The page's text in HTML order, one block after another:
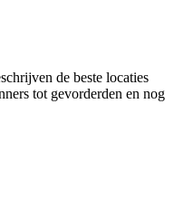
de beste locaties
tot gevorderden en nog